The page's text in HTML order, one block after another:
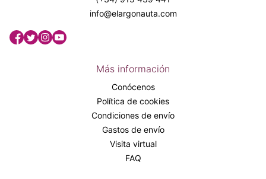
info@elargonauta.com
Más información
Conócenos
Política de cookies
Condiciones de envío
Gastos de envío
Visita virtual
FAQ